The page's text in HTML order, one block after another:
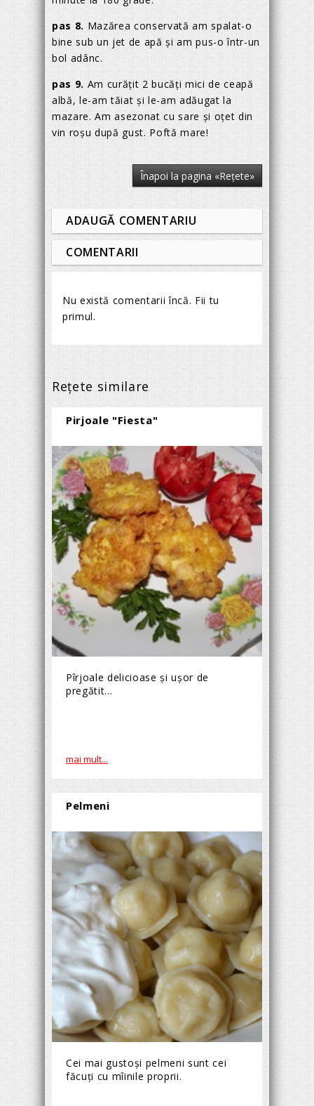
pas 8. Mazărea conservată am spalat-o
bine sub un jet de apă și am pus-o într-un
bol adânc.
pas 9. Am curățit 2 bucăți mici de ceapă
albă, le-am tăiat și le-am adăugat la
mazare. Am asezonat cu sare și oțet din
vin roșu după gust. Poftă mare!
Înapoi la pagina «Reţete»
ADAUGĂ COMENTARIU
COMENTARII
Nu există comentarii încă. Fii tu
primul.
Reţete similare
Pirjoale "Fiesta"
Pîrjoale delicioase şi uşor de
pregătit...
mai mult...
Pelmeni
Cei mai gustoși pelmeni sunt cei
făcuți cu mîinile proprii.